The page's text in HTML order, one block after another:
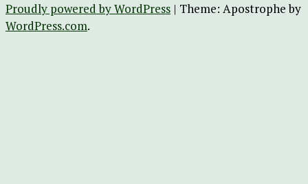
Proudly powered by WordPress | Theme: Apostrophe by
WordPress.com.